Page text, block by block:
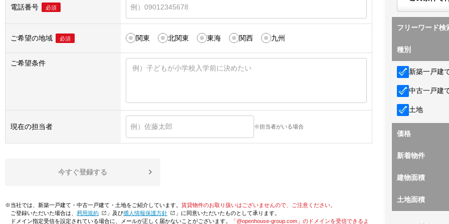
電話番号 必須
ご希望の地域 必須 関東 北関東 東海 関西 九州
ご希望条件
現在の担当者 ※担当者がいる場合
今すぐ登録する
※当社では、新築一戸建て・中古一戸建て・土地をご紹介しています。 賃貸物件のお取り扱いはございませんので、ご注意ください。
ご登録いただいた場合は、「利用規約 」及び「個人情報保護方針
」に同意いただいたものとして承ります。
ドメイン指定受信を設定されている場合に、メールが正しく届かないことがございます。
「@openhouse-group.com」のドメインを受信できるよ
フリーワード検
種別
新築一戸建
中古一戸建
土地
価格
新着物件
建物面積
土地面積